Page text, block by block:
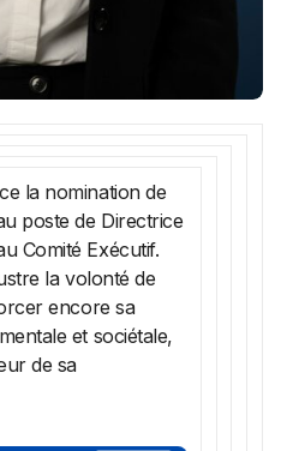
poste de Directrice
Comité Exécutif.
la volonté de
encore sa
et sociétale,
de sa